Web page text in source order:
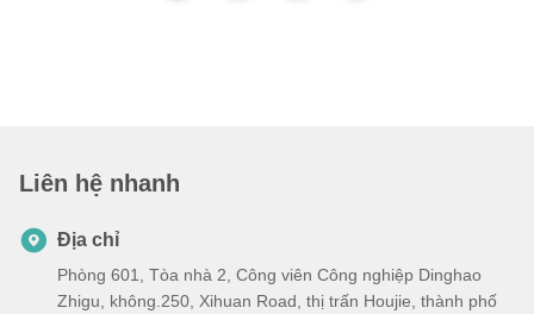
Liên hệ nhanh
Địa chỉ
Phòng 601, Tòa nhà 2, Công viên Công nghiệp Dinghao
Zhigu, không.250, Xihuan Road, thị trấn Houjie, thành phố